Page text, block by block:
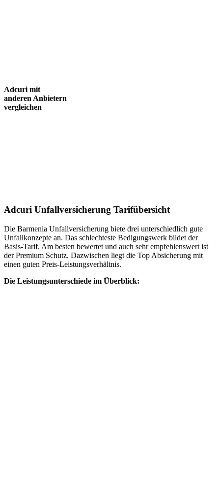
Adcuri mit
anderen Anbietern
vergleichen
Adcuri Unfallversicherung Tarifübersicht
Die Barmenia Unfallversicherung biete drei unterschiedlich gute
Unfallkonzepte an. Das schlechteste Bedigungswerk bildet der
Basis-Tarif. Am besten bewertet und auch sehr empfehlenswert ist
der Premium Schutz. Dazwischen liegt die Top Absicherung mit
einen guten Preis-Leistungsverhältnis.
Die Leistungsunterschiede im Überblick: